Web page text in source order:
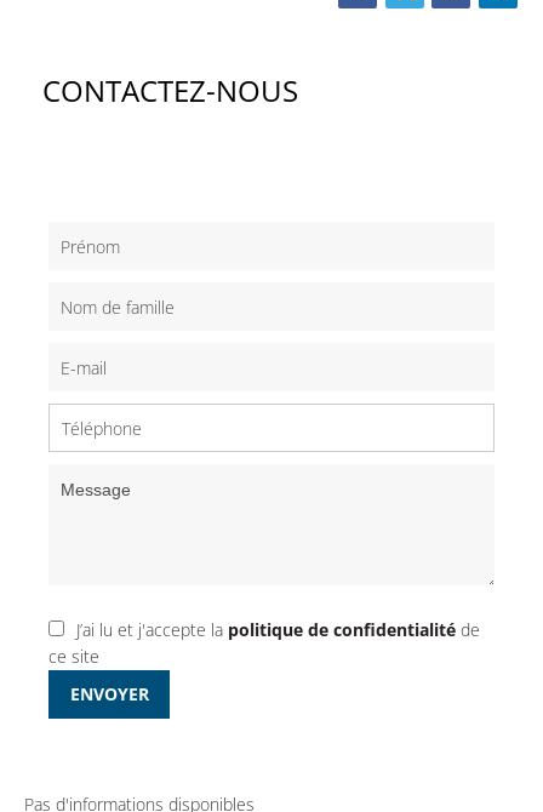
CONTACTEZ-NOUS
J’ai lu et j'accepte la politique de confidentialité de
ce site
ENVOYER
Pas d'informations disponibles